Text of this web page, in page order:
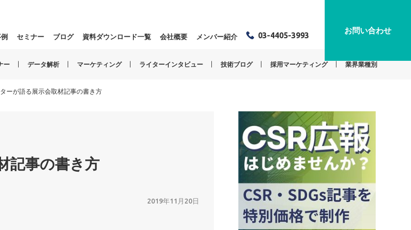
セミナー ブログ 資料ダウンロード一覧 会社概要 メンバー紹介 03-4405-3993
お問い合わせ
ー データ解析 マーケティング ライターインタビュー 技術ブログ 採用マーケティング 業界業種別
ーが語る展示会取材記事の書き方
記事の書き方
2019年11月20日